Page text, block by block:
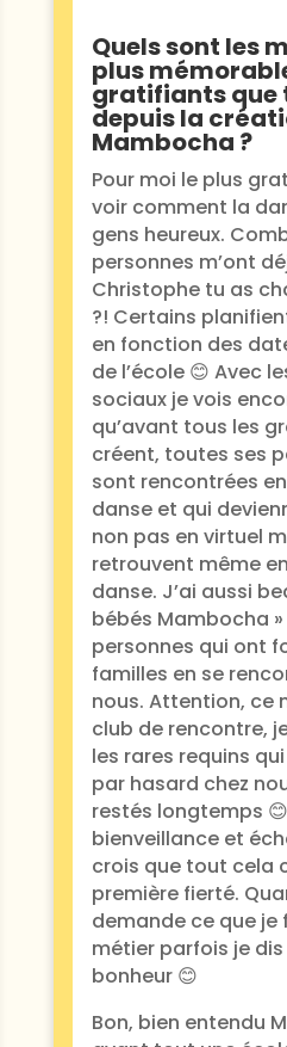
Quels sont les
plus
gratifiants que
depuis la
Mambocha ?
Pour moi le plus
voir comment la
gens heureux.
personnes m’ont
Christophe tu as
?! Certains
en fonction des
de l’école 😊 Avec
sociaux je vois
qu’avant tous les
créent, toutes ses
sont rencontrées
danse et qui
non pas en virtuel
retrouvent même
danse. J’ai aussi
bébés Mambocha
personnes qui ont
familles en se
nous. Attention, ce
club de rencontre,
les rares requins
par hasard chez
restés longtemps 😊
bienveillance et
crois que tout cela
première fierté.
demande ce que je
métier parfois je
bonheur 😊
Bon, bien entendu